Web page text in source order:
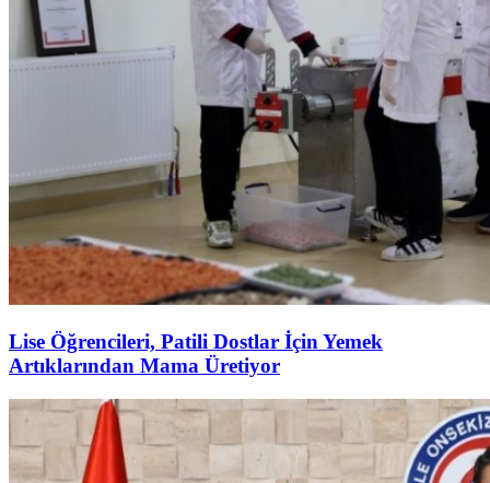
Lise Öğrencileri, Patili Dostlar İçin Yemek
Artıklarından Mama Üretiyor